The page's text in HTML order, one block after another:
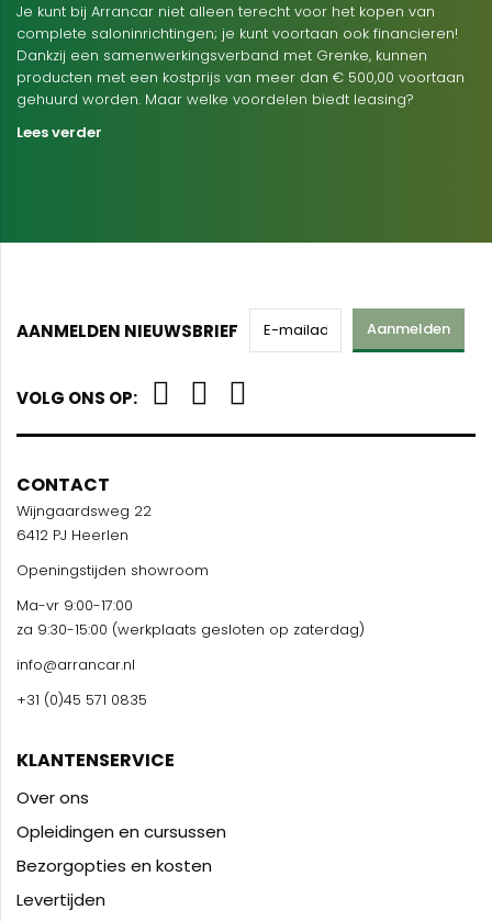
Je kunt bij Arrancar niet alleen terecht voor het kopen van
complete saloninrichtingen; je kunt voortaan ook financieren!
Dankzij een samenwerkingsverband met Grenke, kunnen
producten met een kostprijs van meer dan € 500,00 voortaan
gehuurd worden. Maar welke voordelen biedt leasing?
Lees verder
AANMELDEN NIEUWSBRIEF Aanmelden
VOLG ONS OP:
CONTACT
Wijngaardsweg 22
6412 PJ Heerlen
Openingstijden showroom
Ma-vr 9:00-17:00
za 9:30-15:00 (werkplaats gesloten op zaterdag)
info@arrancar.nl
+31 (0)45 571 0835
KLANTENSERVICE
Over ons
Opleidingen en cursussen
Bezorgopties en kosten
Levertijden